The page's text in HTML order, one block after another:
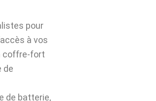
pour
à vos
coffre-fort
de
de batterie,